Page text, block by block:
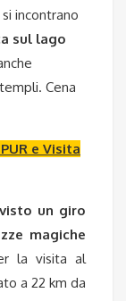
incontrano
sul lago
Cena
e Visita
un giro
magiche
la visita al
a 22 km da